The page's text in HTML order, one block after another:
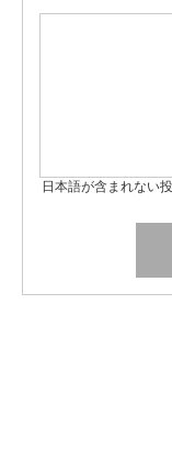
日本語が含まれない